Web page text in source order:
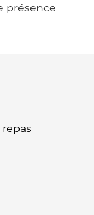
présence